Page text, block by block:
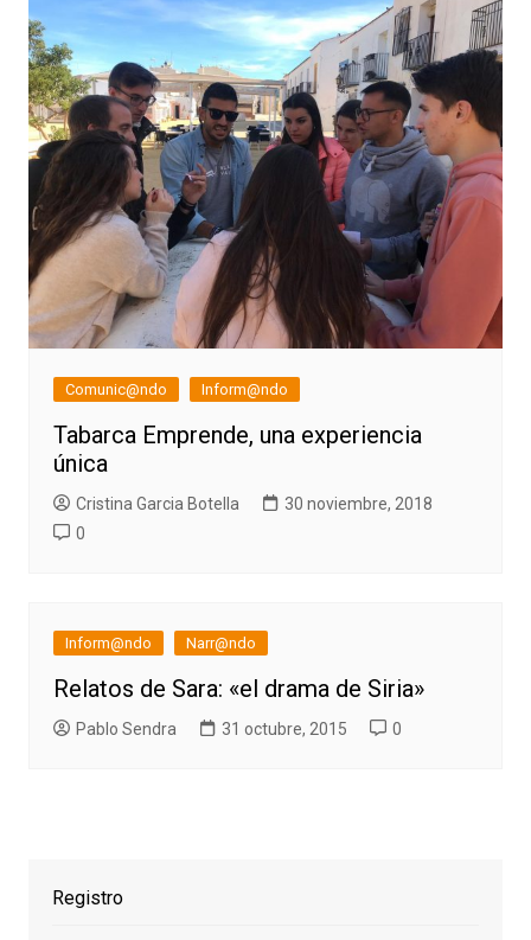
Comunic@ndo Inform@ndo
Tabarca Emprende, una experiencia
única
Cristina Garcia Botella
30 noviembre, 2018
0
Inform@ndo Narr@ndo
Relatos de Sara: «el drama de Siria»
Pablo Sendra 31 octubre, 2015 0
Registro